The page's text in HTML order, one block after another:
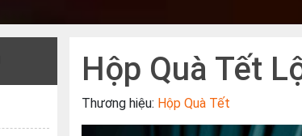
Hộp Quà Tết
Thương hiệu: Hộp Quà Tết